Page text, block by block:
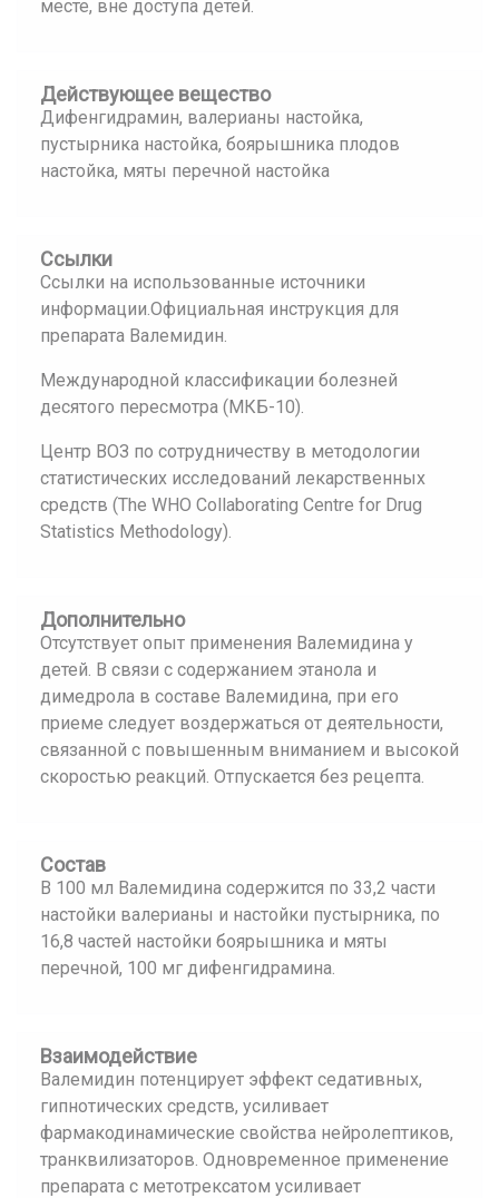
месте, вне доступа детей.
Действующее вещество
Дифенгидрамин, валерианы настойка,
пустырника настойка, боярышника плодов
настойка, мяты перечной настойка
Ссылки
Ссылки на использованные источники
информации.Официальная инструкция для
препарата Валемидин.
Международной классификации болезней
десятого пересмотра (МКБ-10).
Центр ВОЗ по сотрудничеству в методологии
статистических исследований лекарственных
средств (The WHO Collaborating Centre for Drug
Statistics Methodology).
Дополнительно
Отсутствует опыт применения Валемидина у
детей. В связи с содержанием этанола и
димедрола в составе Валемидина, при его
приеме следует воздержаться от деятельности,
связанной с повышенным вниманием и высокой
скоростью реакций. Отпускается без рецепта.
Состав
В 100 мл Валемидина содержится по 33,2 части
настойки валерианы и настойки пустырника, по
16,8 частей настойки боярышника и мяты
перечной, 100 мг дифенгидрамина.
Взаимодействие
Валемидин потенцирует эффект седативных,
гипнотических средств, усиливает
фармакодинамические свойства нейролептиков,
транквилизаторов. Одновременное применение
препарата с метотрексатом усиливает